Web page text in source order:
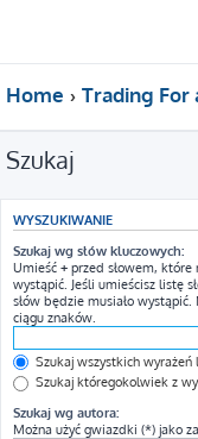
Home Trading For
Szukaj
WYSZUKIWANIE
Szukaj wg słów kluczowych:
Umieść + przed słowem, które
wystąpić. Jeśli umieścisz listę
słów będzie musiało
ciągu znaków.
Szukaj wszystkich
Szukaj któregokolwiek z
Szukaj wg autora:
Można użyć gwiazdki (*) jako